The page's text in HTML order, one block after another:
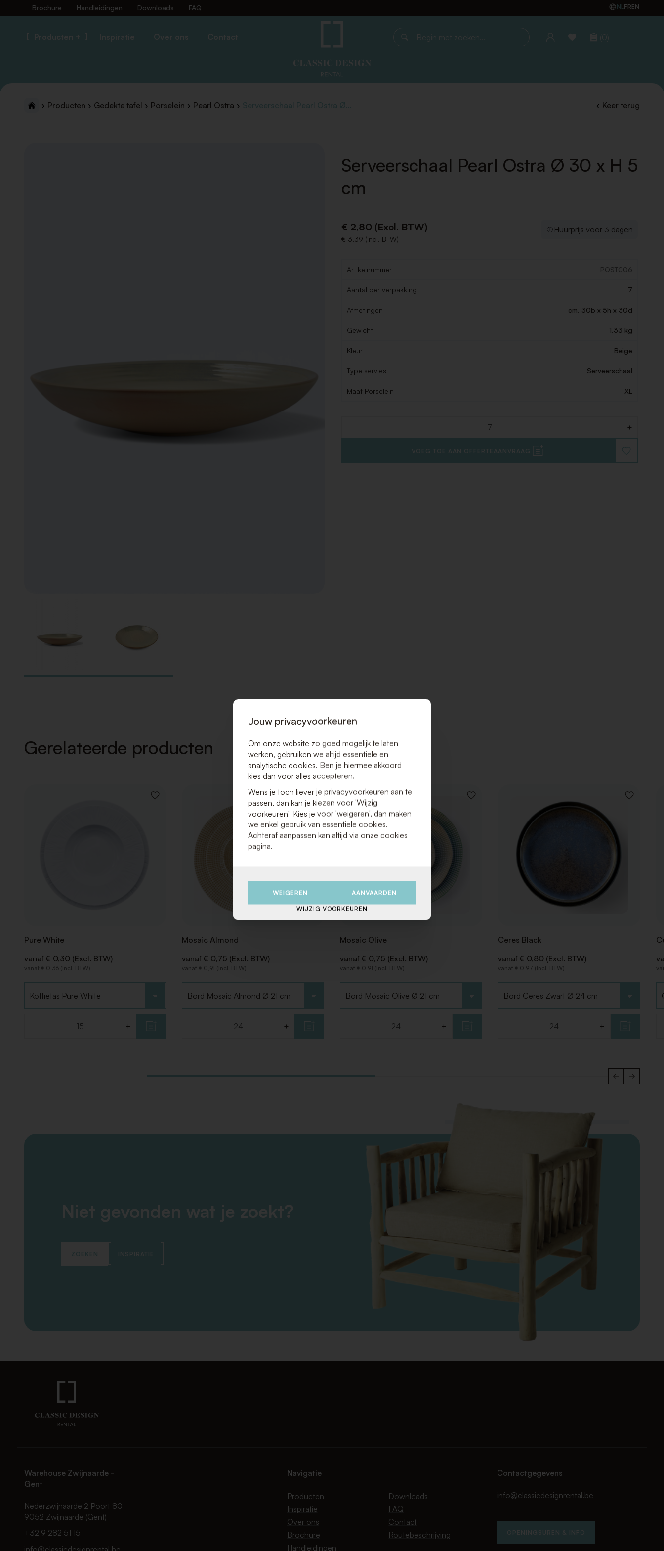
Brochure Handleidingen Downloads FAQ NLFREN
Producten + Inspiratie Over ons Contact
Begin met zoeken... (0)
Producten Gedekte tafel Porselein Pearl Ostra Serveerschaal Pearl Ostra Ø... Keer terug
Serveerschaal Pearl Ostra Ø 30 x H 5
cm
€ 2,80 (Excl. BTW)
€ 3,39 (Incl. BTW)
Huurprijs voor 3 dagen
Artikelnummer POST006
Aantal per verpakking 7
Afmetingen cm. 30b x 5h x 30d
Gewicht 1.33 kg
Kleur Beige
Type servies Serveerschaal
Maat Porselein XL
- +
VOEG TOE AAN OFFERTEAANVRAAG
TOE
Gerelateerde producten
VOEG
Pure White
vanaf € 0,30 (Excl. BTW)
vanaf € 0,36 (Incl. BTW)
- +
VOEG
TOE
AAN
VERLANGLIJST
Mosaic Almond
vanaf € 0,75 (Excl. BTW)
vanaf € 0,91 (Incl. BTW)
- +
VOEG
Mosaic Olive
vanaf € 0,75 (Excl. BTW)
vanaf € 0,91 (Incl. BTW)
- +
VOEG
Ceres Black
vanaf € 0,80 (Excl. BTW)
vanaf € 0,97 (Incl. BTW)
- +
Niet gevonden wat je zoekt?
ZOEKEN INSPIRATIE
Warehouse Zwijnaarde -
Gent
Nederzwijnaarde 2 Poort 80
9052 Zwijnaarde (Gent)
+32 9 282 51 15
info@classicdesignrental.be
Navigatie
Producten
Inspiratie
Over ons
Brochure
Handleidingen
Downloads
FAQ
Contact
Routebeschrijving
Contactgegevens
info@classicdesignrental.be
OPENINGSUREN & INFO
Jouw privacyvoorkeuren
Om onze website zo goed mogelijk te laten
werken, gebruiken we altijd essentiële en
analytische cookies. Ben je hiermee akkoord
kies dan voor alles accepteren.
Wens je toch liever je privacyvoorkeuren aan te
passen, dan kan je kiezen voor 'Wijzig
voorkeuren'. Kies je voor 'weigeren', dan maken
we enkel gebruik van essentiële cookies.
Achteraf aanpassen kan altijd via onze cookies
pagina.
WEIGEREN AANVAARDEN
WIJZIG VOORKEUREN